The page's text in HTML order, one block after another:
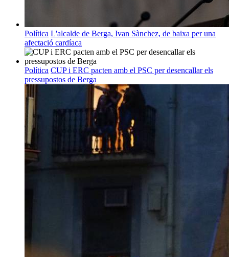
Política L'alcalde de Berga, Ivan Sànchez, de baixa per una
afectació cardíaca
Política CUP i ERC pacten amb el PSC per desencallar els
pressupostos de Berga